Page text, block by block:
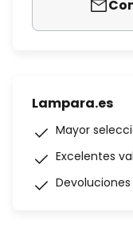
Lampara.es
Mayor
Excelentes